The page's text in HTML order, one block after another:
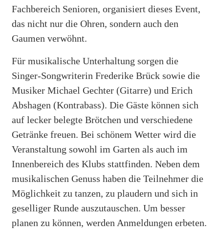
Fachbereich Senioren, organisiert dieses Event,
das nicht nur die Ohren, sondern auch den
Gaumen verwöhnt.
Für musikalische Unterhaltung sorgen die
Singer-Songwriterin Frederike Brück sowie die
Musiker Michael Gechter (Gitarre) und Erich
Abshagen (Kontrabass). Die Gäste können sich
auf lecker belegte Brötchen und verschiedene
Getränke freuen. Bei schönem Wetter wird die
Veranstaltung sowohl im Garten als auch im
Innenbereich des Klubs stattfinden. Neben dem
musikalischen Genuss haben die Teilnehmer die
Möglichkeit zu tanzen, zu plaudern und sich in
geselliger Runde auszutauschen. Um besser
planen zu können, werden Anmeldungen erbeten.